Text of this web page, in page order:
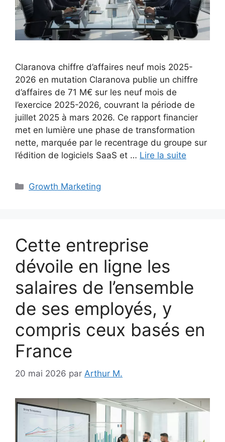
Claranova chiffre d’affaires neuf mois 2025-
2026 en mutation Claranova publie un chiffre
d’affaires de 71 M€ sur les neuf mois de
l’exercice 2025-2026, couvrant la période de
juillet 2025 à mars 2026. Ce rapport financier
met en lumière une phase de transformation
nette, marquée par le recentrage du groupe sur
l’édition de logiciels SaaS et … Lire la suite
Catégories
Growth Marketing
Cette entreprise
dévoile en ligne les
salaires de l’ensemble
de ses employés, y
compris ceux basés en
France
20 mai 2026 par Arthur M.